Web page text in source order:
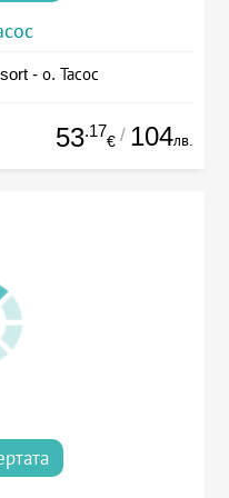
- о. Тасос
53.17
€ / 104лв.